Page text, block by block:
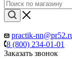
practik-
8 (800) 234-01-01
Заказать звонок